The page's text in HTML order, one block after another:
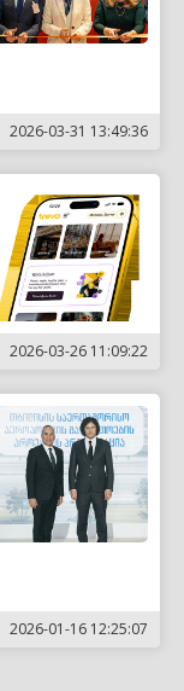
2026-03-31 13:49:36
2026-03-26 11:09:22
2026-01-16 12:25:07